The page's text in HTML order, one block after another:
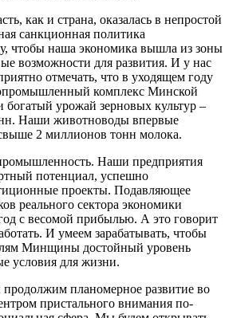
как и страна, оказалась в непростой
санкционная политика
чтобы наша экономика вышла из зоны
возможности для развития. И у нас
отмечать, что в уходящем году
комплекс Минской
урожай зерновых культур –
Наши животноводы впервые
2 миллионов тонн молока.
Наши предприятия
потенциал, успешно
проекты. Подавляющее
реального сектора экономики
с весомой прибылью. А это говорит
И умеем зарабатывать, чтобы
Минщины достойный уровень
условия для жизни.
планомерное развитие во
пристального внимания по-